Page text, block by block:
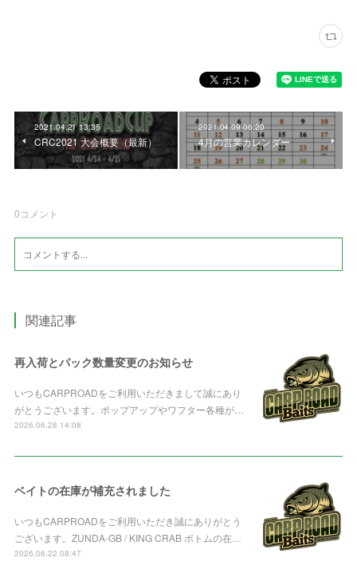
2021.04.21 13:35
CRC2021 大会概要（最新）
2021.04.09 06:20
4月の営業カレンダー
0コメント
関連記事
再入荷とパック数量変更のお知らせ
いつもCARPROADをご利用いただきまして誠にあり
がとうございます。ポップアップやワフター各種が…
2026.06.28 14:08
ベイトの在庫が補充されました
いつもCARPROADをご利用いただき誠にありがとう
ございます。ZUNDA-GB / KING CRAB ボトムの在…
2026.06.22 08:47